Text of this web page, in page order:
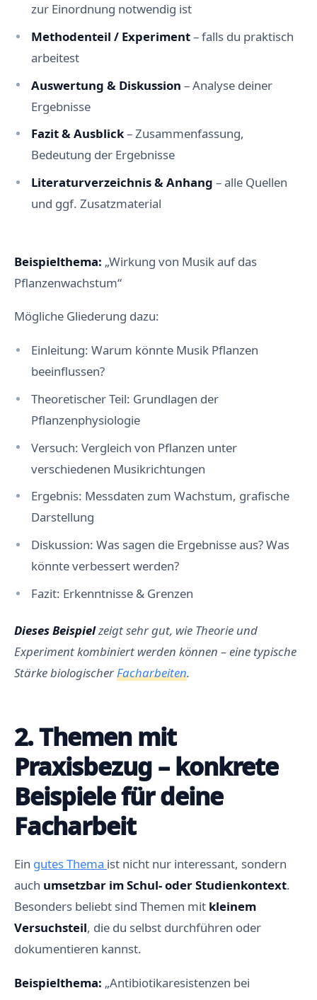
zur Einordnung notwendig ist
Methodenteil / Experiment– falls du praktisch
arbeitest
Auswertung & Diskussion – Analyse deiner
Ergebnisse
Fazit & Ausblick– Zusammenfassung,
Bedeutung der Ergebnisse
Literaturverzeichnis & Anhang – alle Quellen
und ggf. Zusatzmaterial
Beispielthema: „Wirkung von Musik auf das
Pflanzenwachstum“
Mögliche Gliederung dazu:
Einleitung: Warum könnte Musik Pflanzen
beeinflussen?
Theoretischer Teil: Grundlagen der
Pflanzenphysiologie
Versuch: Vergleich von Pflanzen unter
verschiedenen Musikrichtungen
Ergebnis: Messdaten zum Wachstum, grafische
Darstellung
Diskussion: Was sagen die Ergebnisse aus? Was
könnte verbessert werden?
Fazit: Erkenntnisse & Grenzen
Dieses Beispielzeigt sehr gut, wie Theorie und
Experiment kombiniert werden können – eine typische
Stärke biologischerFacharbeiten.
2. Themen mit
Praxisbezug – konkrete
Beispiele für deine
Facharbeit
Ein gutes Thema ist nicht nur interessant, sondern
auch umsetzbar im Schul- oder Studienkontext.
Besonders beliebt sind Themen mit kleinem
Versuchsteil, die du selbst durchführen oder
dokumentieren kannst.
Beispielthema: „Antibiotikaresistenzen bei